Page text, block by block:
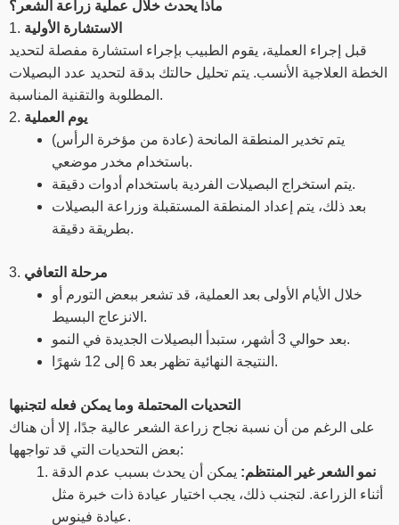
ماذا يحدث خلال عملية زراعة الشعر؟
1. الاستشارة الأولية
قبل إجراء العملية، يقوم الطبيب بإجراء استشارة مفصلة لتحديد
الخطة العلاجية الأنسب. يتم تحليل حالتك بدقة لتحديد عدد البصيلات
المطلوبة والتقنية المناسبة.
2. يوم العملية
يتم تخدير المنطقة المانحة (عادة من مؤخرة الرأس)
باستخدام مخدر موضعي.
يتم استخراج البصيلات الفردية باستخدام أدوات دقيقة.
بعد ذلك، يتم إعداد المنطقة المستقبلة وزراعة البصيلات
بطريقة دقيقة.
3. مرحلة التعافي
خلال الأيام الأولى بعد العملية، قد تشعر ببعض التورم أو
الانزعاج البسيط.
بعد حوالي 3 أشهر، ستبدأ البصيلات الجديدة في النمو.
النتيجة النهائية تظهر بعد 6 إلى 12 شهرًا.
التحديات المحتملة وما يمكن فعله لتجنبها
على الرغم من أن نسبة نجاح زراعة الشعر عالية جدًا، إلا أن هناك
بعض التحديات التي قد تواجهها:
نمو الشعر غير المنتظم: يمكن أن يحدث بسبب عدم الدقة
أثناء الزراعة. لتجنب ذلك، يجب اختيار عيادة ذات خبرة مثل
عيادة فينوس.